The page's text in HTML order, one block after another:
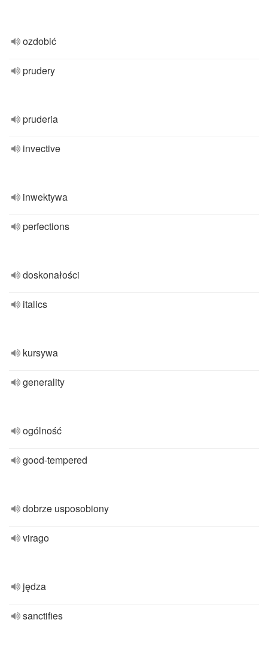
ozdobić
prudery
pruderia
invective
inwektywa
perfections
doskonałości
italics
kursywa
generality
ogólność
good-tempered
dobrze usposobiony
virago
jędza
sanctifies